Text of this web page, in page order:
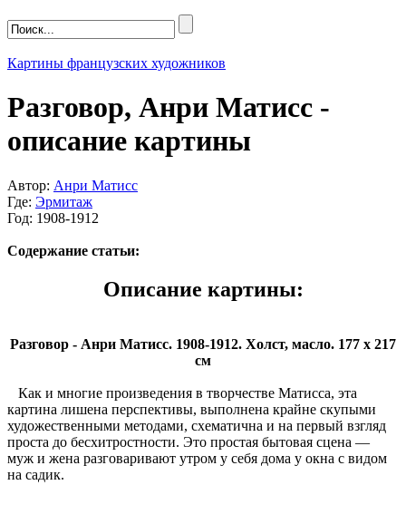
Картины французских художников
Разговор, Анри Матисс -
описание картины
Автор: Анри Матисс
Где: Эрмитаж
Год: 1908-1912
Содержание статьи:
Описание картины:
Разговор - Анри Матисс. 1908-1912. Холст, масло. 177 x 217
см
Как и многие произведения в творчестве Матисса, эта
картина лишена перспективы, выполнена крайне скупыми
художественными методами, схематична и на первый взгляд
проста до бесхитростности. Это простая бытовая сцена —
муж и жена разговаривают утром у себя дома у окна с видом
на садик.